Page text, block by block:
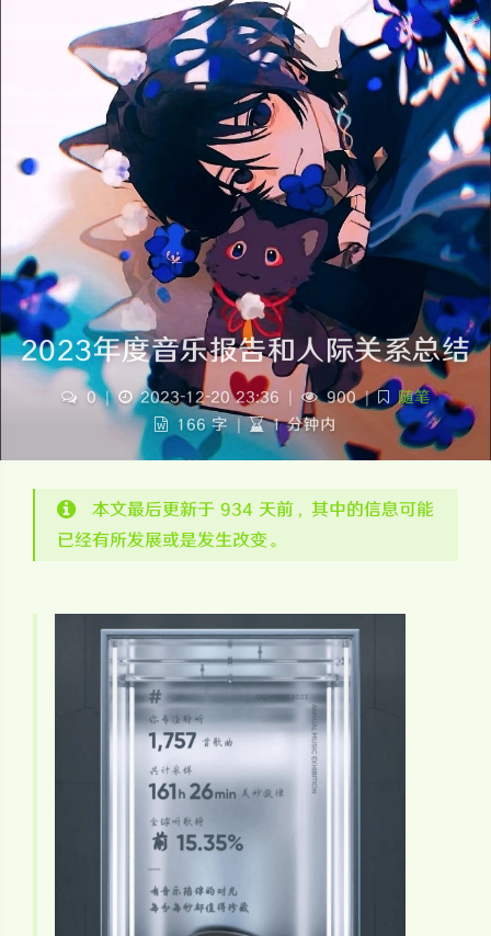
2023年度音乐报告和人际关系总结
0 | 2023-12-20 23:36 900 |
随笔
166 字 | 1 分钟内
本文最后更新于 934 天前，其中的信息可能
已经有所发展或是发生改变。